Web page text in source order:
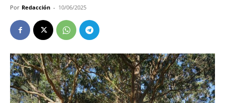
Por Redacción - 10/06/2025